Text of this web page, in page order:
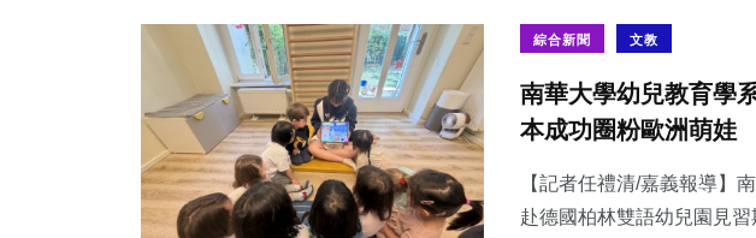
綜合新聞 文教
南華大學幼兒教育學
本成功圈粉歐洲萌娃
【記者任禮清/嘉義報導】
赴德國柏林雙語幼兒園見